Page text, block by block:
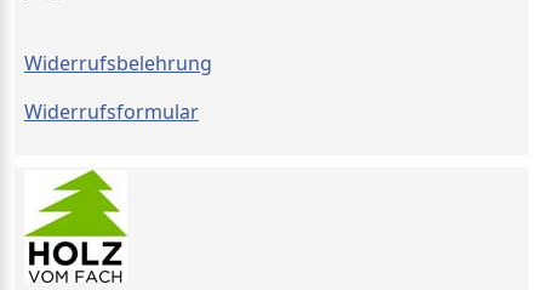
Widerrufsbelehrung
Widerrufsformular